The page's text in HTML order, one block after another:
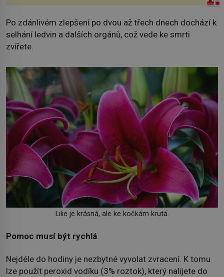
Po zdánlivém zlepšení po dvou až třech dnech dochází k
selhání ledvin a dalších orgánů, což vede ke smrti
zvířete.
Lilie je krásná, ale ke kočkám krutá.
Pomoc musí být rychlá
Nejdéle do hodiny je nezbytné vyvolat zvracení. K tomu
lze použít peroxid vodíku (3% roztok), který nalijete do